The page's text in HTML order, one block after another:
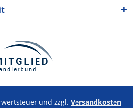
und zzgl. Versandkosten